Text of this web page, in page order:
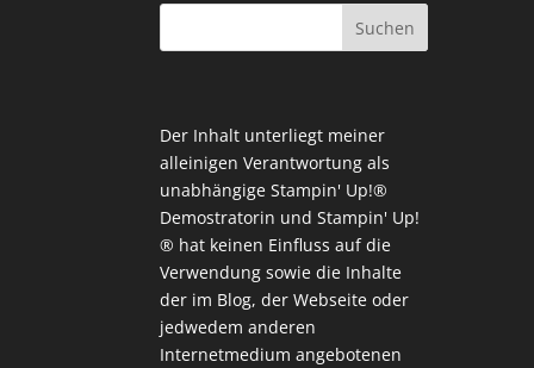
Der Inhalt unterliegt meiner
alleinigen Verantwortung als
unabhängige Stampin' Up!®
Demostratorin und Stampin' Up!
® hat keinen Einfluss auf die
Verwendung sowie die Inhalte
der im Blog, der Webseite oder
jedwedem anderen
Internetmedium angebotenen